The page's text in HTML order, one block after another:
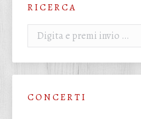
R I C E R C A
Cerca:
C O N C E R T I